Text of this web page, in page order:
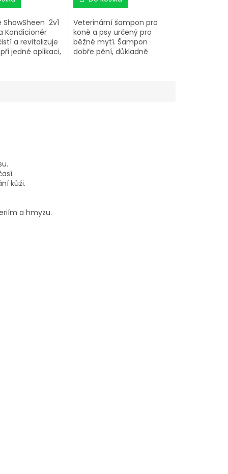
ShowSheen 2v1
Kondicionér
a revitalizuje
jedné aplikaci,
Veterinární šampon pro
koně a psy určený pro
běžné mytí. Šampon
dobře pění, důkladně
kůži.
a hmyzu.